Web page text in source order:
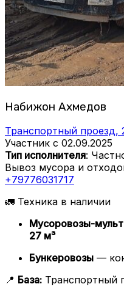
Набижон Ахмедов
Транспортный проезд,
Участник с 02.09.2025
Тип исполнителя:
Вывоз мусора и
+79776031717
🚛 Техника в наличии
Мусоровозы-
27 м³
Бункеровозы —
📍 База: Транспортный